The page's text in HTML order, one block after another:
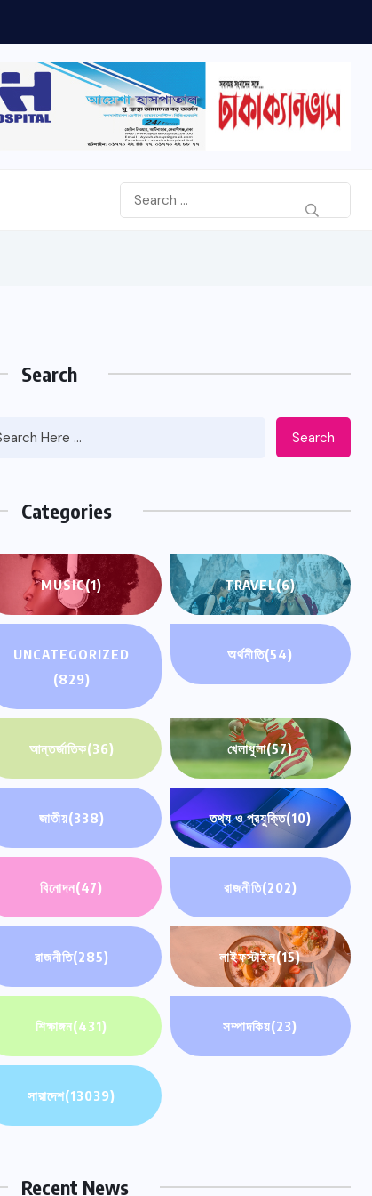
Search
Search
Categories
MUSIC(1) TRAVEL(6)
UNCATEGORIZED
(829)
অর্থনীতি(54)
আন্তর্জাতিক(36) খেলাধুলা(57)
জাতীয়(338) তথ্য ও প্রযুক্তি(10)
বিনোদন(47) রাজনীতি(202)
রাজনীতি(285) লাইফস্টাইল(15)
শিক্ষাঙ্গন(431) সম্পাদকিয়(23)
সারাদেশ(13039)
Recent News